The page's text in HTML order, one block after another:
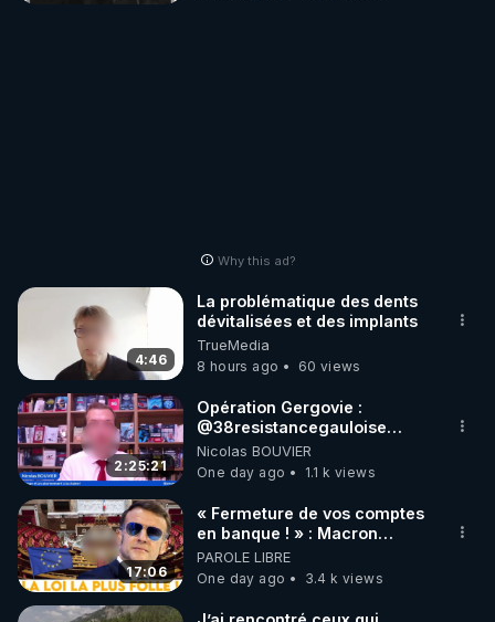
Why this ad?
4:46
La problématique des dents
dévitalisées et des implants
TrueMedia
8 hours ago
60 views
2:25:21
Opération Gergovie :
‪@38resistancegauloise‬
‪@MarionSigautOfficiel‬
‪@gladysriifard5710‬ Laëtitia
Nicolas BOUVIER
One day ago
1.1 k views
17:06
« Fermeture de vos comptes
en banque ! » : Macron
impose une loi folle !
PAROLE LIBRE
One day ago
3.4 k views